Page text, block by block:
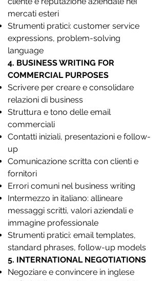
mercati esteri
Strumenti pratici: customer service
expressions, problem-solving
language
4. BUSINESS WRITING FOR
COMMERCIAL PURPOSES
Scrivere per creare e consolidare
relazioni di business
Struttura e tono delle email
commerciali
Contatti iniziali, presentazioni e follow-
up
Comunicazione scritta con clienti e
fornitori
Errori comuni nel business writing
Intermezzo in italiano: allineare
messaggi scritti, valori aziendali e
immagine professionale
Strumenti pratici: email templates,
standard phrases, follow-up models
5. INTERNATIONAL NEGOTIATIONS
Negoziare e convincere in inglese